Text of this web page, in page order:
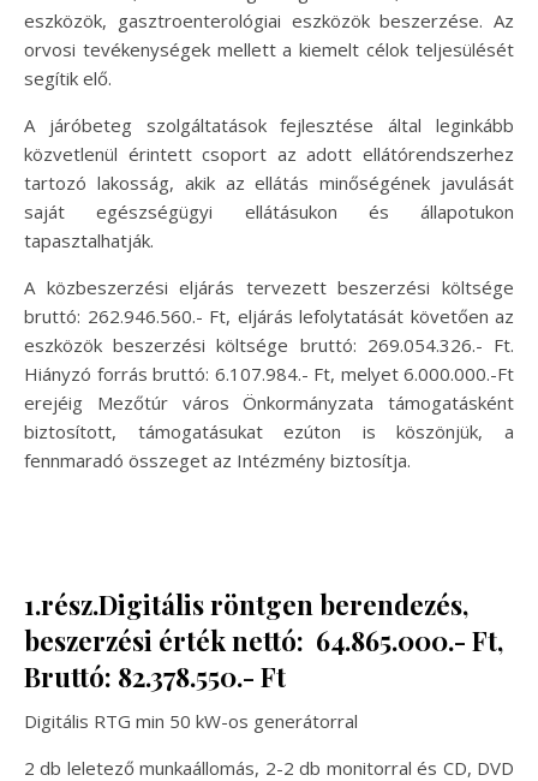
eszközök, gasztroenterológiai eszközök beszerzése. Az
orvosi tevékenységek mellett a kiemelt célok teljesülését
segítik elő.
A járóbeteg szolgáltatások fejlesztése által leginkább
közvetlenül érintett csoport az adott ellátórendszerhez
tartozó lakosság, akik az ellátás minőségének javulását
saját egészségügyi ellátásukon és állapotukon
tapasztalhatják.
A közbeszerzési eljárás tervezett beszerzési költsége
bruttó: 262.946.560.- Ft, eljárás lefolytatását követően az
eszközök beszerzési költsége bruttó: 269.054.326.- Ft.
Hiányzó forrás bruttó: 6.107.984.- Ft, melyet 6.000.000.-Ft
erejéig Mezőtúr város Önkormányzata támogatásként
biztosított, támogatásukat ezúton is köszönjük, a
fennmaradó összeget az Intézmény biztosítja.
1.rész.Digitális röntgen berendezés,
beszerzési érték nettó: 64.865.000.- Ft,
Bruttó: 82.378.550.- Ft
Digitális RTG min 50 kW-os generátorral
2 db leletező munkaállomás, 2-2 db monitorral és CD, DVD